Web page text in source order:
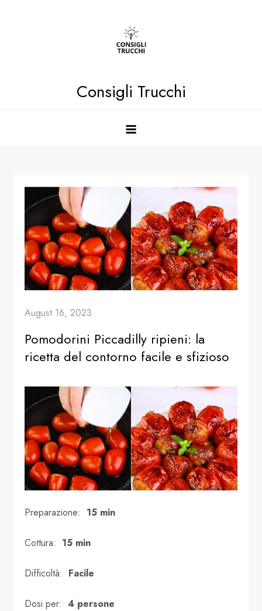
Consigli Trucchi
August 16, 2023
Pomodorini Piccadilly ripieni: la
ricetta del contorno facile e sfizioso
Preparazione: 15 min
Cottura: 15 min
Difficoltà: Facile
Dosi per:4 persone